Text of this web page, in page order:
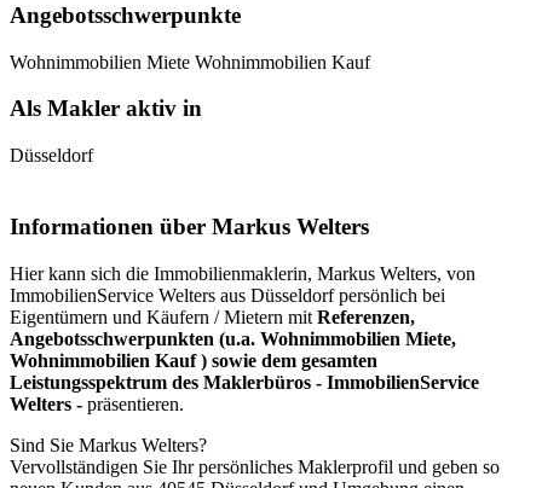
Angebotsschwerpunkte
Wohnimmobilien Miete Wohnimmobilien Kauf
Als Makler aktiv in
Düsseldorf
Informationen über Markus Welters
Hier kann sich die Immobilienmaklerin, Markus Welters, von
ImmobilienService Welters aus Düsseldorf persönlich bei
Eigentümern und Käufern / Mietern mit Referenzen,
Angebotsschwerpunkten (u.a. Wohnimmobilien Miete,
Wohnimmobilien Kauf ) sowie dem gesamten
Leistungsspektrum des Maklerbüros - ImmobilienService
Welters - präsentieren.
Sind Sie Markus Welters?
Vervollständigen Sie Ihr persönliches Maklerprofil und geben so